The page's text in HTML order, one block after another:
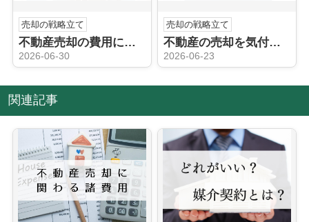
売却の戦略立て
不動産売却の費用について！内訳や使える特別控除も解説
2026-06-30
売却の戦略立て
不動産の売却を気付かれずに進める方法は？期間についても解説
2026-06-23
関連記事